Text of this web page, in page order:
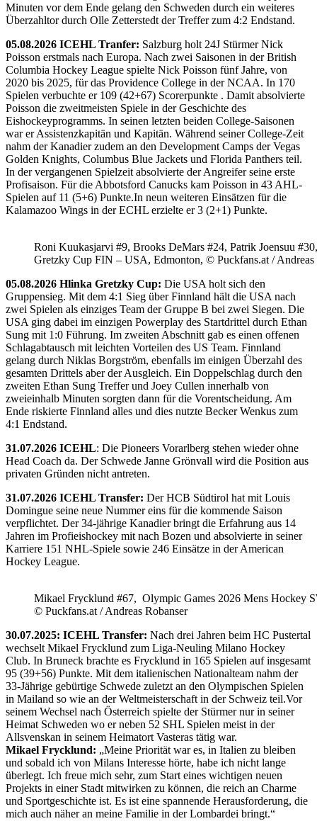
Minuten vor dem Ende gelang den Schweden durch ein weiteres
Überzahltor durch Olle Zetterstedt der Treffer zum 4:2 Endstand.
05.08.2026 ICEHL Tranfer: Salzburg holt 24J Stürmer Nick
Poisson erstmals nach Europa. Nach zwei Saisonen in der British
Columbia Hockey League spielte Nick Poisson fünf Jahre, von
2020 bis 2025, für das Providence College in der NCAA. In 170
Spielen verbuchte er 109 (42+67) Scorerpunkte . Damit absolvierte
Poisson die zweitmeisten Spiele in der Geschichte des
Eishockeyprogramms. In seinen letzten beiden College-Saisonen
war er Assistenzkapitän und Kapitän. Während seiner College-Zeit
nahm der Kanadier zudem an den Development Camps der Vegas
Golden Knights, Columbus Blue Jackets und Florida Panthers teil.
In der vergangenen Spielzeit absolvierte der Angreifer seine erste
Profisaison. Für die Abbotsford Canucks kam Poisson in 43 AHL-
Spielen auf 11 (5+6) Punkte.In neun weiteren Einsätzen für die
Kalamazoo Wings in der ECHL erzielte er 3 (2+1) Punkte.
Roni Kuukasjarvi #9, Brooks DeMars #24, Patrik Joensuu
Gretzky Cup FIN – USA, Edmonton, © Puckfans.at / Andreas
05.08.2026 Hlinka Gretzky Cup: Die USA holt sich den
Gruppensieg. Mit dem 4:1 Sieg über Finnland hält die USA nach
zwei Spielen als einziges Team der Gruppe B bei zwei Siegen. Die
USA ging dabei im einzigen Powerplay des Startdrittel durch Ethan
Sung mit 1:0 Führung. Im zweiten Abschnitt gab es einen offenen
Schlagabtausch mit leichten Vorteilen des US Team. Finnland
gelang durch Niklas Borgström, ebenfalls im einigen Überzahl des
gesamten Drittels aber der Ausgleich. Ein Doppelschlag durch den
zweiten Ethan Sung Treffer und Joey Cullen innerhalb von
zweieinhalb Minuten sorgten dann für die Vorentscheidung. Am
Ende riskierte Finnland alles und dies nutzte Becker Wenkus zum
4:1 Endstand.
31.07.2026 ICEHL: Die Pioneers Vorarlberg stehen wieder ohne
Head Coach da. Der Schwede Janne Grönvall wird die Position aus
privaten Gründen nicht antreten.
31.07.2026 ICEHL Transfer: Der HCB Südtirol hat mit Louis
Domingue seine neue Nummer eins für die kommende Saison
verpflichtet. Der 34-jährige Kanadier bringt die Erfahrung aus 14
Jahren im Profieishockey mit nach Bozen und absolvierte in seiner
Karriere 151 NHL-Spiele sowie 246 Einsätze in der American
Hockey League.
Mikael Frycklund #67, Olympic Games 2026 Mens Hockey
© Puckfans.at / Andreas Robanser
30.07.2025: ICEHL Transfer: Nach drei Jahren beim HC Pustertal
wechselt Mikael Frycklund zum Liga-Neuling Milano Hockey
Club. In Bruneck brachte es Frycklund in 165 Spielen auf insgesamt
95 (39+56) Punkte. Mit dem italienischen Nationalteam nahm der
33-Jährige gebürtige Schwede zuletzt an den Olympischen Spielen
in Mailand so wie an der Weltmeisterschaft in der Schweiz teil.Vor
seinem Wechsel nach Österreich spielte der Stürmer nur in seiner
Heimat Schweden wo er neben 52 SHL Spielen meist in der
Allsvenskan in seinem Heimatort Vasteras tätig war.
Mikael Frycklund: „Meine Priorität war es, in Italien zu bleiben
und sobald ich von Milans Interesse hörte, habe ich nicht lange
überlegt. Ich freue mich sehr, zum Start eines wichtigen neuen
Projekts in einer Stadt mitwirken zu können, die reich an Charme
und Sportgeschichte ist. Es ist eine spannende Herausforderung, die
mich auch näher an meine Familie in der Lombardei bringt.“